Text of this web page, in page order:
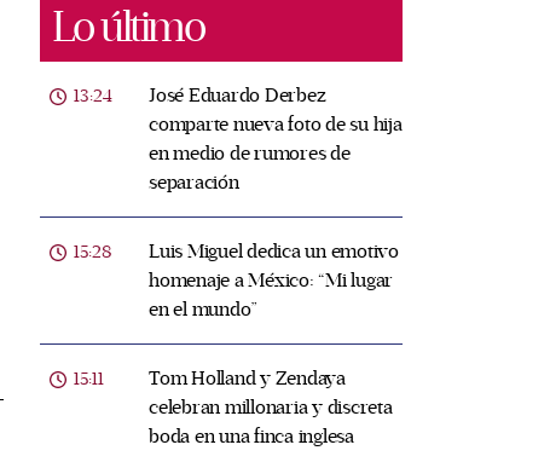
Lo último
13:24
José Eduardo Derbez
comparte nueva foto de su hija
en medio de rumores de
separación
15:28
Luis Miguel dedica un emotivo
homenaje a México: “Mi lugar
en el mundo”
15:11
Tom Holland y Zendaya
celebran millonaria y discreta
boda en una finca inglesa